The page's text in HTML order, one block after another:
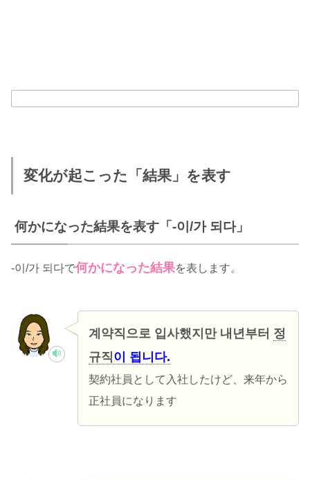
変化が起こった「結果」を表す
何かになった結果を表す「-이/가 되다」
-이/가 되다で何かになった結果を表します。
계약직으로 입사했지만 내년부터 정
규직이 됩니다.
契約社員として入社したけど、来年から
正社員になります